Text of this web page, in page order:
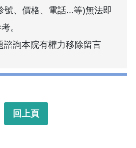
號、價格、電話...等)無法即
。
諮詢本院有權力移除留言
回上頁